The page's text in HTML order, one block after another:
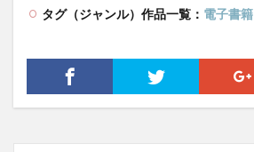
タグ（ジャンル）作品一覧： 電子書籍